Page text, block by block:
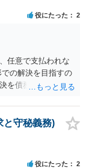
役にたった 2
任意で支払われな
の解決を目指すの
を債務名義とした
作成し、滞納があ
ます。 裁判を避け
後者を利用するの
談されることをお
と守秘義務)
役にたった 2